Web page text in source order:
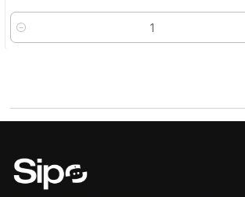
Cantidad